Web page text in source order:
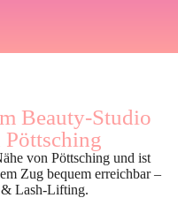
Beauty-Studio
Pöttsching
von Pöttsching und ist
Zug bequem erreichbar –
Lash-Lifting.